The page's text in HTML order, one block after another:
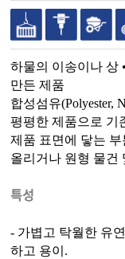
하물의 이송이나 상
만든 제품
합성섬유(Polyester,
평평한 제품으로 기
제품 표면에 닿는
올리거나 원형 물건
특성
- 가볍고 탁월한 유
하고 용이.